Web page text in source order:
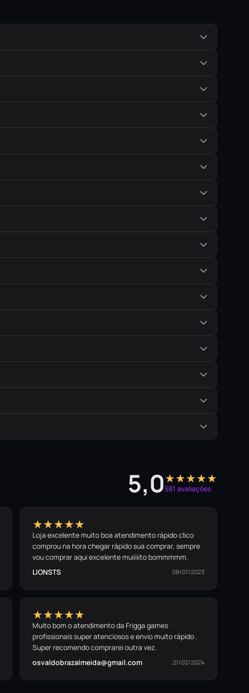
5,0★★★★★
581 avaliações
★★★★★
Loja excelente muito boa atendimento rápido clico
comprou na hora chegar rápido sua comprar, sempre
vou comprar aqui excelente muiiiiito bommmmm.
LIONSTS
08/07/2023
★★★★★
Muito bom o atendimento da Frigga games
profissionais super atenciosos e envio muito rápido .
Super recomendo comprarei outra vez.
osvaldobrazalmeida@gmail.com
21/02/2024